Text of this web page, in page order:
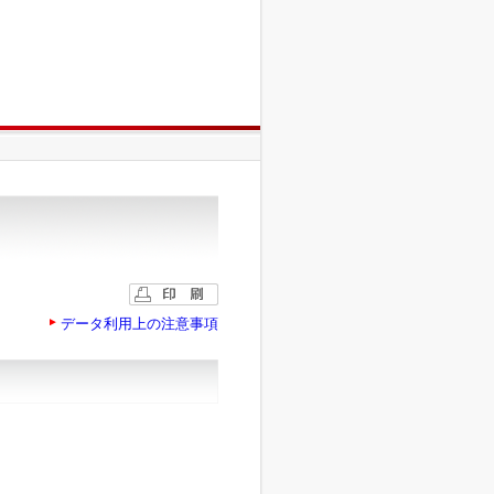
データ利用上の注意事項